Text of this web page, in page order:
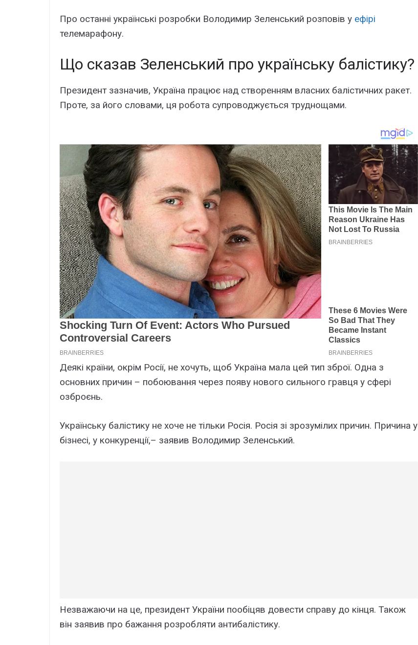
Про останні українські розробки Володимир Зеленський розповів у ефірі
телемарафону.
Що сказав Зеленський про українську балістику?
Президент зазначив, Україна працює над створенням власних балістичних ракет.
Проте, за його словами, ця робота супроводжується труднощами.
Деякі країни, окрім Росії, не хочуть, щоб Україна мала цей тип зброї. Одна з
основних причин – побоювання через появу нового сильного гравця у сфері
озброєнь.
Українську балістику не хоче не тільки Росія. Росія зі зрозумілих причин. Причина у
бізнесі, у конкуренції,– заявив Володимир Зеленський.
Незважаючи на це, президент України пообіцяв довести справу до кінця. Також
він заявив про бажання розробляти антибалістику.